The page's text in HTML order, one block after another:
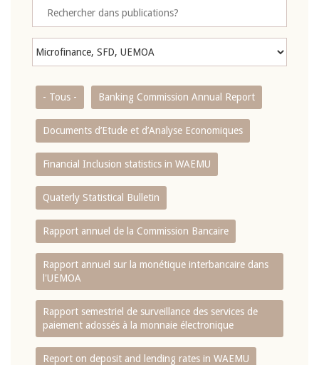
- Tous - Banking Commission Annual Report
Documents d’Etude et d’Analyse Economiques
Financial Inclusion statistics in WAEMU
Quaterly Statistical Bulletin
Rapport annuel de la Commission Bancaire
Rapport annuel sur la monétique interbancaire dans
l'UEMOA
Rapport semestriel de surveillance des services de
paiement adossés à la monnaie électronique
Report on deposit and lending rates in WAEMU